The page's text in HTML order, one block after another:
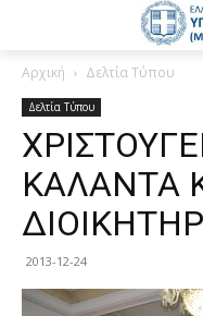
Αρχική Δελτία Τύπου
Δελτία Τύπου
ΚΑΛΑΝΤΑ
2013-12-24